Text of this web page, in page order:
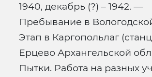
1940, декабрь (?) – 1942. —
Пребывание в
Этап в Каргопольлаг
Ерцево Архангельской
Пытки. Работа на разных